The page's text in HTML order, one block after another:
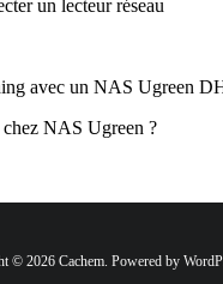
un lecteur réseau
avec un NAS Ugreen
NAS Ugreen ?
© 2026 Cachem. Powered by